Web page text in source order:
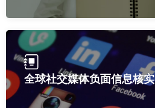
全球社交媒体负面信息核实